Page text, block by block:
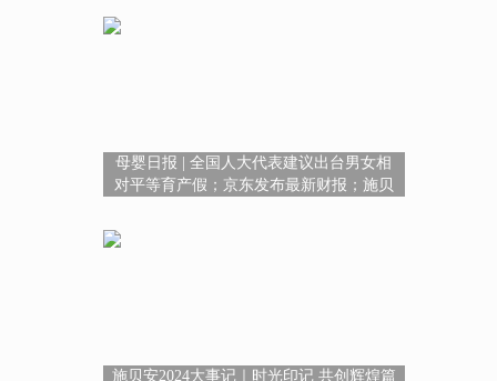
母婴日报 | 全国人大代表建议出台男女相
对平等育产假；京东发布最新财报；施贝
施贝安2024大事记｜时光印记 共创辉煌篇